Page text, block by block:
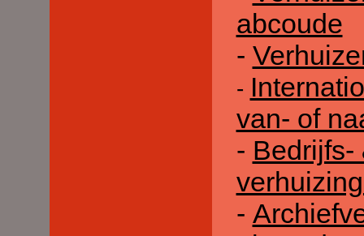
abcoude
-
-
van- of
- Bedrijfs-
-